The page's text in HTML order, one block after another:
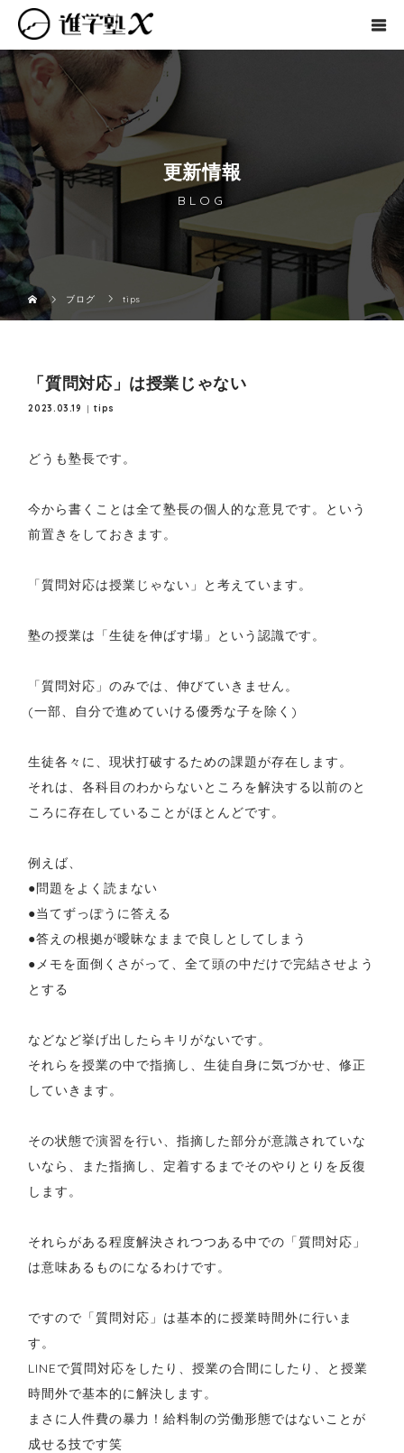
更新情報
BLOG
ブログ tips
「質問対応」は授業じゃない
2023.03.19 tips
どうも塾長です。
今から書くことは全て塾長の個人的な意見です。という
前置きをしておきます。
「質問対応は授業じゃない」と考えています。
塾の授業は「生徒を伸ばす場」という認識です。
「質問対応」のみでは、伸びていきません。
(一部、自分で進めていける優秀な子を除く)
生徒各々に、現状打破するための課題が存在します。
それは、各科目のわからないところを解決する以前のと
ころに存在していることがほとんどです。
例えば、
●問題をよく読まない
●当てずっぽうに答える
●答えの根拠が曖昧なままで良しとしてしまう
●メモを面倒くさがって、全て頭の中だけで完結させよう
とする
などなど挙げ出したらキリがないです。
それらを授業の中で指摘し、生徒自身に気づかせ、修正
していきます。
その状態で演習を行い、指摘した部分が意識されていな
いなら、また指摘し、定着するまでそのやりとりを反復
します。
それらがある程度解決されつつある中での「質問対応」
は意味あるものになるわけです。
ですので「質問対応」は基本的に授業時間外に行いま
す。
LINEで質問対応をしたり、授業の合間にしたり、と授業
時間外で基本的に解決します。
まさに人件費の暴力！給料制の労働形態ではないことが
成せる技です笑